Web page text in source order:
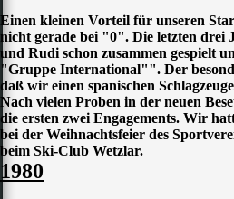
Einen kleinen Vorteil für unseren
nicht gerade bei "0". Die letzten drei
und Rudi schon zusammen gespielt
"Gruppe International"". Der
daß wir einen spanischen
Nach vielen Proben in der neuen
die ersten zwei Engagements. Wir
bei der Weihnachtsfeier des
beim Ski-Club Wetzlar.
1980